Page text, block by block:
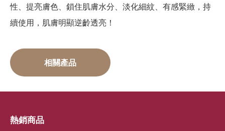
性、提亮膚色、鎖住肌膚水分、淡化細紋、有感緊緻，持
續使用，肌膚明顯逆齡透亮！
相關產品
熱銷商品